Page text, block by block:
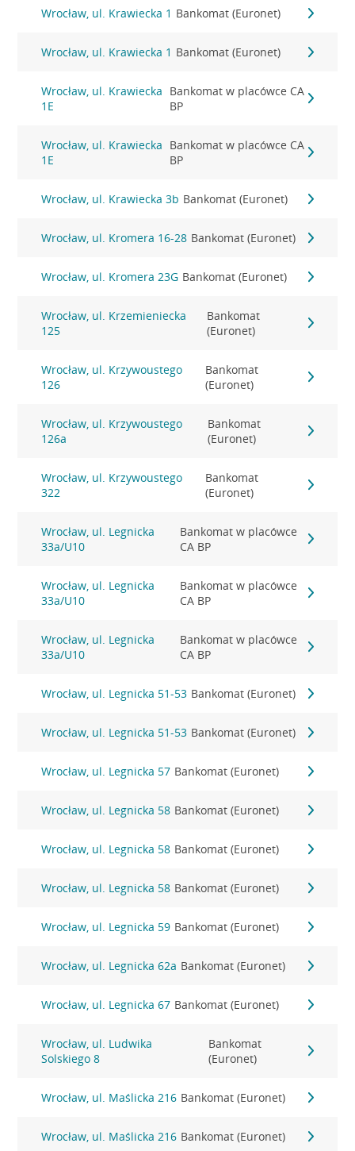
Wrocław, ul. Krawiecka 1 Bankomat (Euronet)
Wrocław, ul. Krawiecka 1 Bankomat (Euronet)
Wrocław, ul. Krawiecka
1E
Bankomat w placówce CA
BP
Wrocław, ul. Krawiecka
1E
Bankomat w placówce CA
BP
Wrocław, ul. Krawiecka 3b Bankomat (Euronet)
Wrocław, ul. Kromera 16-28 Bankomat (Euronet)
Wrocław, ul. Kromera 23G Bankomat (Euronet)
Wrocław, ul. Krzemieniecka
125
Bankomat
(Euronet)
Wrocław, ul. Krzywoustego
126
Bankomat
(Euronet)
Wrocław, ul. Krzywoustego
126a
Bankomat
(Euronet)
Wrocław, ul. Krzywoustego
322
Bankomat
(Euronet)
Wrocław, ul. Legnicka
33a/U10
Bankomat w placówce
CA BP
Wrocław, ul. Legnicka
33a/U10
Bankomat w placówce
CA BP
Wrocław, ul. Legnicka
33a/U10
Bankomat w placówce
CA BP
Wrocław, ul. Legnicka 51-53 Bankomat (Euronet)
Wrocław, ul. Legnicka 51-53 Bankomat (Euronet)
Wrocław, ul. Legnicka 57 Bankomat (Euronet)
Wrocław, ul. Legnicka 58 Bankomat (Euronet)
Wrocław, ul. Legnicka 58 Bankomat (Euronet)
Wrocław, ul. Legnicka 58 Bankomat (Euronet)
Wrocław, ul. Legnicka 59 Bankomat (Euronet)
Wrocław, ul. Legnicka 62a Bankomat (Euronet)
Wrocław, ul. Legnicka 67 Bankomat (Euronet)
Wrocław, ul. Ludwika
Solskiego 8
Bankomat
(Euronet)
Wrocław, ul. Maślicka 216 Bankomat (Euronet)
Wrocław, ul. Maślicka 216 Bankomat (Euronet)